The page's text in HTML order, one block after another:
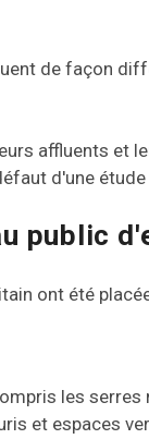
de façon
affluents et
d'une
public
ont été
les serres
et espaces